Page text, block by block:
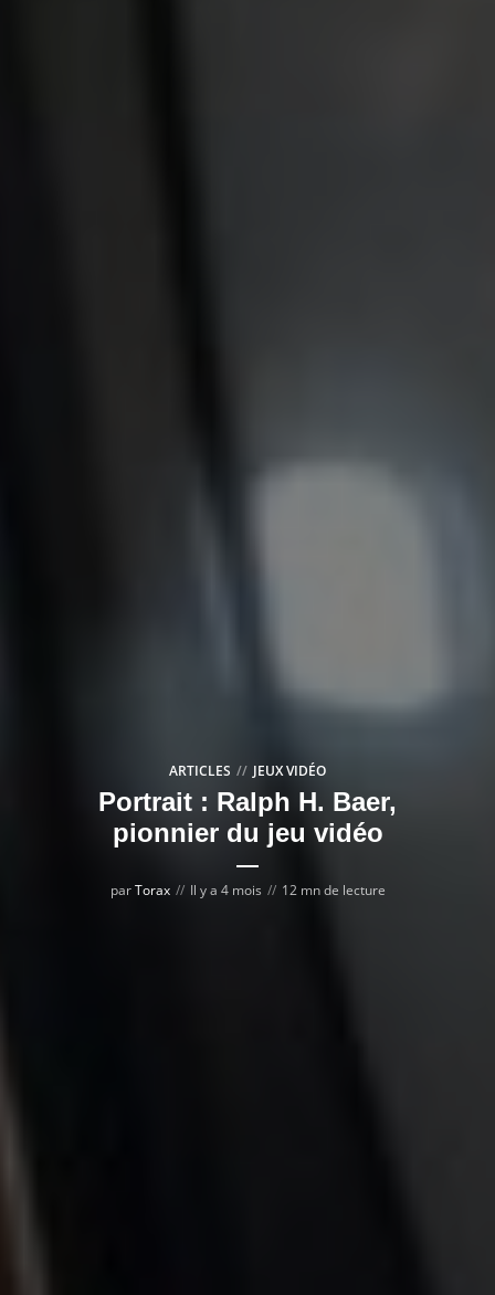
ARTICLES JEUX VIDÉO
Portrait : Ralph H. Baer,
pionnier du jeu vidéo
parTorax Il y a 4 mois 12 mn de lecture